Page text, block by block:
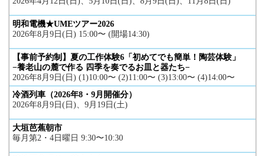
明和電機★UMEツアー2026
2026年8月9日(日) 15:00〜 (開場14:30)
【事前予約制】夏の工作体験6「初めてでも簡単！陶芸体験」
−養老山の麓で作る 四季を奏でるお皿と器たち−
2026年8月9日(日) (1)10:00〜 (2)11:00〜 (3)13:00〜 (4)14:00〜
冷酒列車（2026年8・9月開催分）
2026年8月9日(日)、9月19日(土)
大垣芭蕉朝市
毎月第2・4日曜日 9:30〜10:30